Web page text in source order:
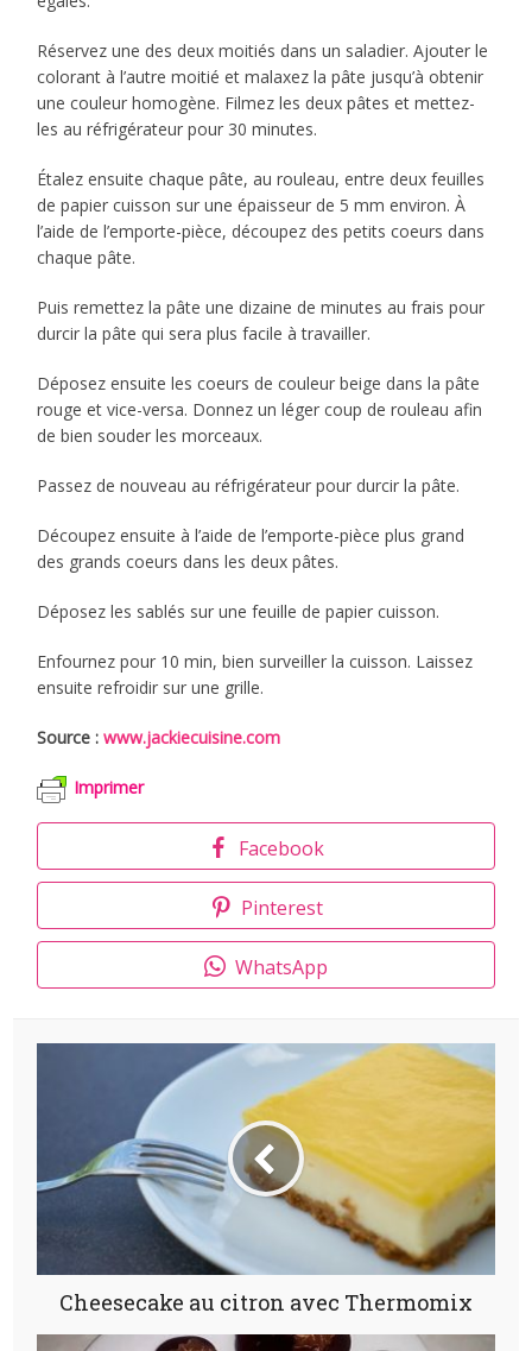
Réservez une des deux moitiés dans un saladier. Ajouter le
colorant à l’autre moitié et malaxez la pâte jusqu’à obtenir
une couleur homogène. Filmez les deux pâtes et mettez-
les au réfrigérateur pour 30 minutes.
Étalez ensuite chaque pâte, au rouleau, entre deux feuilles
de papier cuisson sur une épaisseur de 5 mm environ. À
l’aide de l’emporte-pièce, découpez des petits coeurs dans
chaque pâte.
Puis remettez la pâte une dizaine de minutes au frais pour
durcir la pâte qui sera plus facile à travailler.
Déposez ensuite les coeurs de couleur beige dans la pâte
rouge et vice-versa. Donnez un léger coup de rouleau afin
de bien souder les morceaux.
Passez de nouveau au réfrigérateur pour durcir la pâte.
Découpez ensuite à l’aide de l’emporte-pièce plus grand
des grands coeurs dans les deux pâtes.
Déposez les sablés sur une feuille de papier cuisson.
Enfournez pour 10 min, bien surveiller la cuisson. Laissez
ensuite refroidir sur une grille.
Source :www.jackiecuisine.com
Imprimer
Facebook
Pinterest
WhatsApp
Cheesecake au citron avec Thermomix